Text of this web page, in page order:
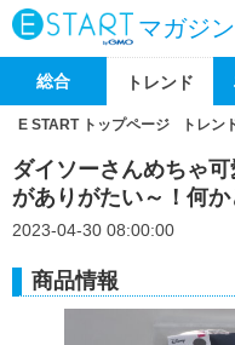
マガジン
総合 トレンド
E START トップページ トレン
ダイソーさんめちゃ
がありがたい～！何
2023-04-30 08:00:00
商品情報